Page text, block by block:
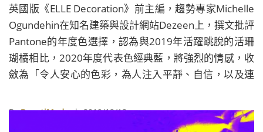
英國版《ELLE Decoration》前主編，趨勢專家Michelle
Ogundehin在知名建築與設計網站Dezeen上，撰文批評
Pantone的年度色選擇，認為與2019年活躍跳脫的活珊
瑚橘相比，2020年度代表色經典藍，將強烈的情感，收
斂為「令人安心的色彩，為人注入平靜、自信，以及連
願在重要問題上表達立場。
ByBeautiMode| 2019/12/13